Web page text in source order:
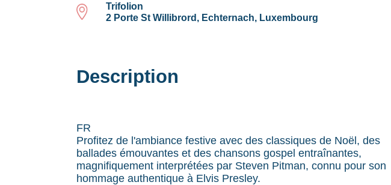
Trifolion
2 Porte St Willibrord, Echternach, Luxembourg
Description
FR
Profitez de l'ambiance festive avec des classiques de Noël, des
ballades émouvantes et des chansons gospel entraînantes,
magnifiquement interprétées par Steven Pitman, connu pour son
hommage authentique à Elvis Presley.